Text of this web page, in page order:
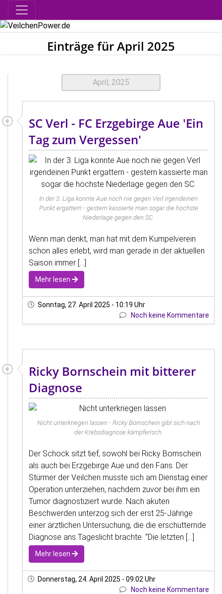
Einträge für April 2025
April, 2025
SC Verl - FC Erzgebirge Aue 'Ein
Tag zum Vergessen'
In der 3. Liga konnte Aue noch nie gegen Verl irgendeinen
Punkt ergattern - gestern kassierte man sogar die höchste
Niederlage gegen den SC.
Wenn man denkt, man hat mit dem Kumpelverein
schon alles erlebt, wird man gerade in der aktuellen
Saison immer [...]
Mehr lesen
Sonntag, 27. April 2025 - 10:19 Uhr
Noch keine Kommentare
Ricky Bornschein mit bitterer
Diagnose
Nicht unterkriegen lassen - Ricky Bornschein gibt sich nach
der Krebsdiagnose kämpferisch.
Der Schock sitzt tief, sowohl bei Ricky Bornschein
als auch bei Erzgebirge Aue und den Fans. Der
Stürmer der Veilchen musste sich am Dienstag einer
Operation unterziehen, nachdem zuvor bei ihm ein
Tumor diagnostiziert wurde. Nach akuten
Beschwerden unterzog sich der erst 25-Jährige
einer ärztlichen Untersuchung, die die erschütternde
Diagnose ans Tageslicht brachte. “Die letzten [...]
Mehr lesen
Donnerstag, 24. April 2025 - 09:02 Uhr
Noch keine Kommentare